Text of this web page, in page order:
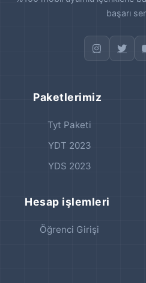
başarı
Paketlerimiz
Tyt Paketi
YDT 2023
YDS 2023
Hesap işlemleri
Öğrenci Girişi